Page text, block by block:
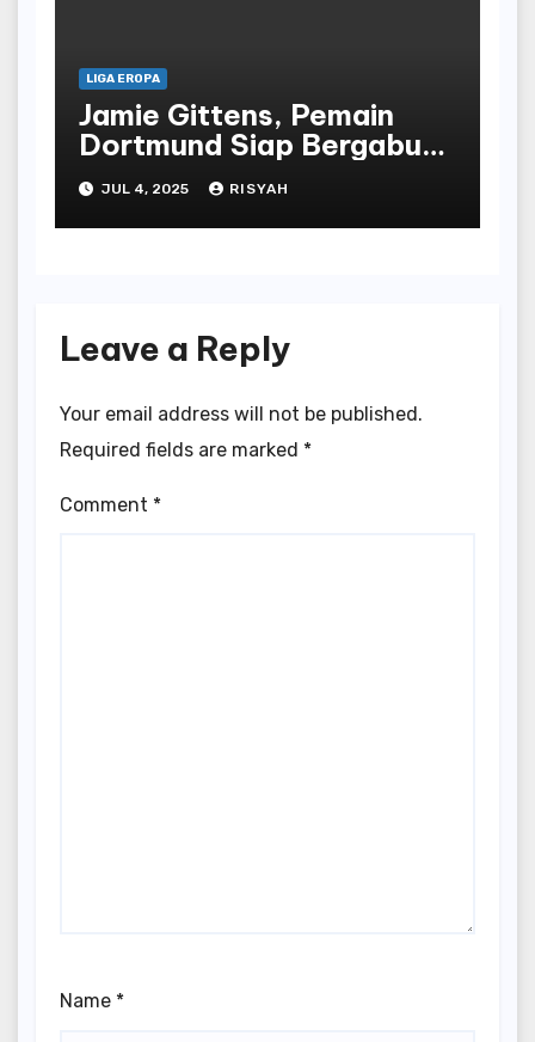
LIGA EROPA
Jamie Gittens, Pemain
Dortmund Siap Bergabung
dengan Chelsea
JUL 4, 2025 RISYAH
Leave a Reply
Your email address will not be published.
Required fields are marked *
Comment *
Name *